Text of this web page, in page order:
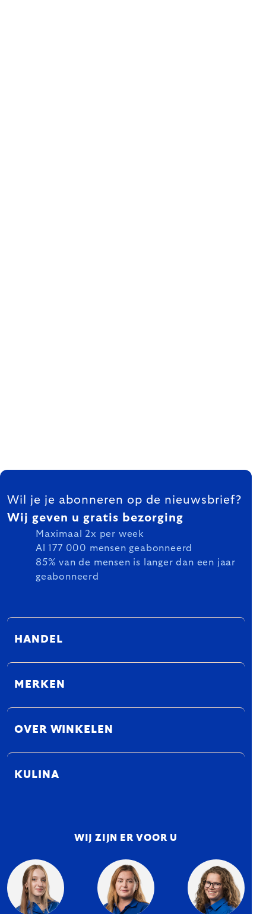
FOOTER
Wil je je abonneren op de nieuwsbrief?
Wij geven u gratis bezorging
Maximaal 2x per week
Al 177 000 mensen geabonneerd
85% van de mensen is langer dan een jaar
geabonneerd
HANDEL
MERKEN
OVER WINKELEN
KULINA
WIJ ZIJN ER VOOR U